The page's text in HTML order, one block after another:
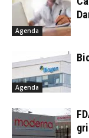
Agenda
Agenda